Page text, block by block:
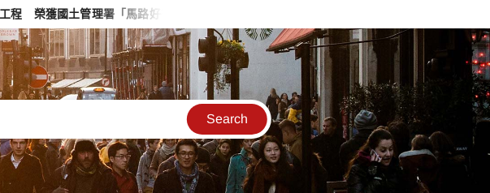
理署「馬路好行」優良獎